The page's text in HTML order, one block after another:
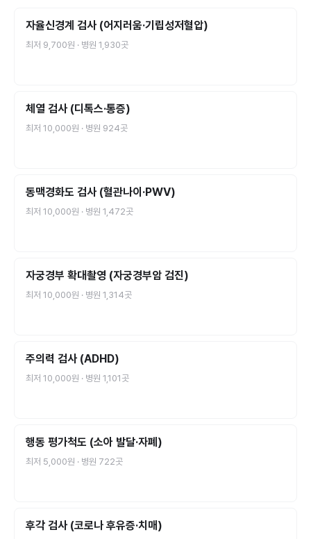
자율신경계 검사 (어지러움·기립성저혈압)
최저 9,700원 · 병원 1,930곳
체열 검사 (디톡스·통증)
최저 10,000원 · 병원 924곳
동맥경화도 검사 (혈관나이·PWV)
최저 10,000원 · 병원 1,472곳
자궁경부 확대촬영 (자궁경부암 검진)
최저 10,000원 · 병원 1,314곳
주의력 검사 (ADHD)
최저 10,000원 · 병원 1,101 곳
행동 평가척도 (소아 발달·자폐)
최저 5,000원 · 병원 722곳
후각 검사 (코로나 후유증·치매)